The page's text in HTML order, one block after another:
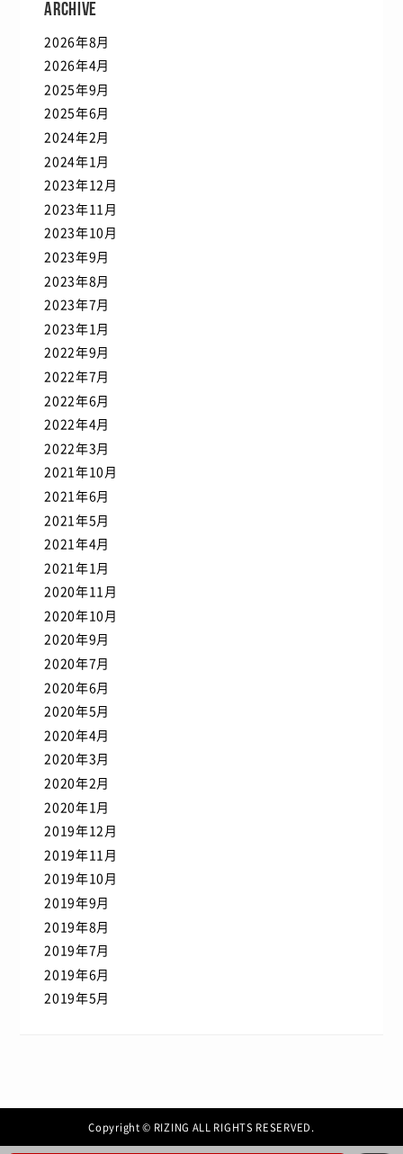
ARCHIVE
2026年8月
2026年4月
2025年9月
2025年6月
2024年2月
2024年1月
2023年12月
2023年11月
2023年10月
2023年9月
2023年8月
2023年7月
2023年1月
2022年9月
2022年7月
2022年6月
2022年4月
2022年3月
2021年10月
2021年6月
2021年5月
2021年4月
2021年1月
2020年11月
2020年10月
2020年9月
2020年7月
2020年6月
2020年5月
2020年4月
2020年3月
2020年2月
2020年1月
2019年12月
2019年11月
2019年10月
2019年9月
2019年8月
2019年7月
2019年6月
2019年5月
Copyright © RIZING ALL RIGHTS RESERVED.